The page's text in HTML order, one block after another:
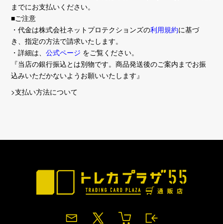
までにお支払いください。
■ご注意
・代金は株式会社ネットプロテクションズの利用規約に基づ
き、指定の方法で請求いたします。
・詳細は、公式ページ をご覧ください。
『当店の銀行振込とは別物です。商品発送後のご案内までお振
込みいただかないようお願いいたします』
>支払い方法について